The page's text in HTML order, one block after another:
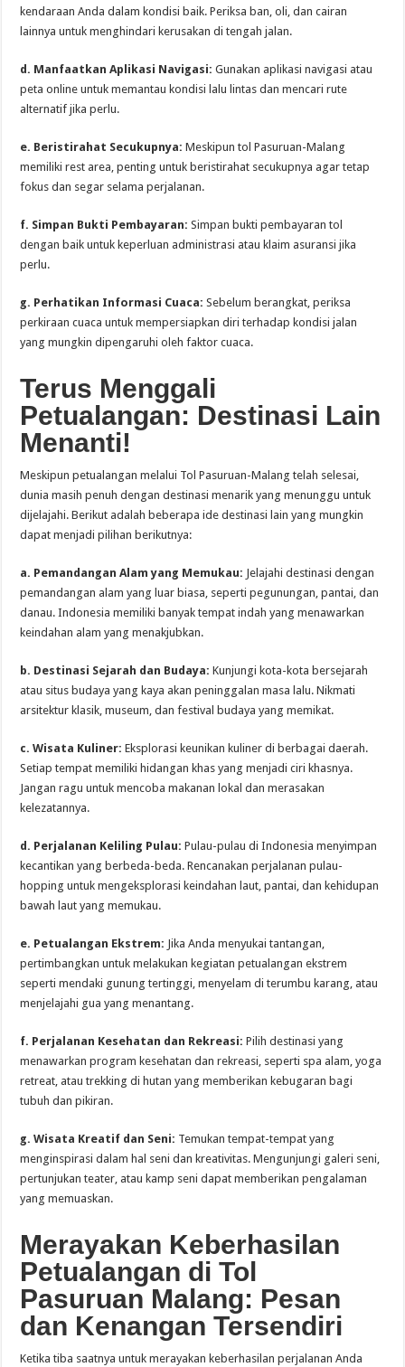
kendaraan Anda dalam kondisi baik. Periksa ban, oli, dan cairan
lainnya untuk menghindari kerusakan di tengah jalan.
d. Manfaatkan Aplikasi Navigasi: Gunakan aplikasi navigasi atau
peta online untuk memantau kondisi lalu lintas dan mencari rute
alternatif jika perlu.
e. Beristirahat Secukupnya: Meskipun tol Pasuruan-Malang
memiliki rest area, penting untuk beristirahat secukupnya agar tetap
fokus dan segar selama perjalanan.
f. Simpan Bukti Pembayaran: Simpan bukti pembayaran tol
dengan baik untuk keperluan administrasi atau klaim asuransi jika
perlu.
g. Perhatikan Informasi Cuaca: Sebelum berangkat, periksa
perkiraan cuaca untuk mempersiapkan diri terhadap kondisi jalan
yang mungkin dipengaruhi oleh faktor cuaca.
Terus Menggali
Petualangan: Destinasi Lain
Menanti!
Meskipun petualangan melalui Tol Pasuruan-Malang telah selesai,
dunia masih penuh dengan destinasi menarik yang menunggu untuk
dijelajahi. Berikut adalah beberapa ide destinasi lain yang mungkin
dapat menjadi pilihan berikutnya:
a. Pemandangan Alam yang Memukau: Jelajahi destinasi dengan
pemandangan alam yang luar biasa, seperti pegunungan, pantai, dan
danau. Indonesia memiliki banyak tempat indah yang menawarkan
keindahan alam yang menakjubkan.
b. Destinasi Sejarah dan Budaya: Kunjungi kota-kota bersejarah
atau situs budaya yang kaya akan peninggalan masa lalu. Nikmati
arsitektur klasik, museum, dan festival budaya yang memikat.
c. Wisata Kuliner: Eksplorasi keunikan kuliner di berbagai daerah.
Setiap tempat memiliki hidangan khas yang menjadi ciri khasnya.
Jangan ragu untuk mencoba makanan lokal dan merasakan
kelezatannya.
d. Perjalanan Keliling Pulau: Pulau-pulau di Indonesia menyimpan
kecantikan yang berbeda-beda. Rencanakan perjalanan pulau-
hopping untuk mengeksplorasi keindahan laut, pantai, dan kehidupan
bawah laut yang memukau.
e. Petualangan Ekstrem: Jika Anda menyukai tantangan,
pertimbangkan untuk melakukan kegiatan petualangan ekstrem
seperti mendaki gunung tertinggi, menyelam di terumbu karang, atau
menjelajahi gua yang menantang.
f. Perjalanan Kesehatan dan Rekreasi: Pilih destinasi yang
menawarkan program kesehatan dan rekreasi, seperti spa alam, yoga
retreat, atau trekking di hutan yang memberikan kebugaran bagi
tubuh dan pikiran.
g. Wisata Kreatif dan Seni: Temukan tempat-tempat yang
menginspirasi dalam hal seni dan kreativitas. Mengunjungi galeri seni,
pertunjukan teater, atau kamp seni dapat memberikan pengalaman
yang memuaskan.
Merayakan Keberhasilan
Petualangan di Tol
Pasuruan Malang: Pesan
dan Kenangan Tersendiri
Ketika tiba saatnya untuk merayakan keberhasilan perjalanan Anda